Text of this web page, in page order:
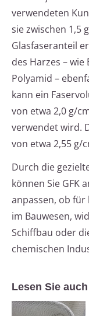
verwendeten
sie zwischen 1,5
Glasfaseranteil
des Harzes –
Polyamid –
kann ein
von etwa 2,0 g/
verwendet wird.
von etwa 2,55 g/
Durch die
können Sie GFK
anpassen, ob
im Bauwesen,
Schiffbau oder
chemischen
Lesen Sie auch